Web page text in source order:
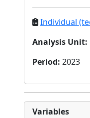
Individual
Analysis Unit:
Period: 2023
Variables